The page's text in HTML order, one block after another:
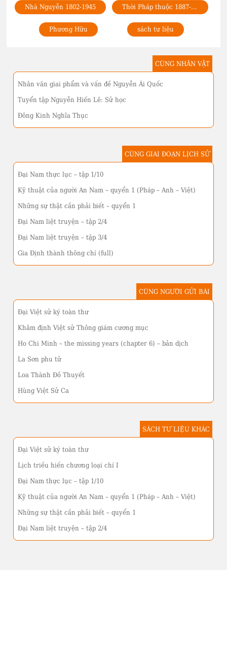
Nhà Nguyễn 1802-1945 Thời Pháp thuộc 1887-1945
Phương Hữu sách tư liệu
CÙNG NHÂN VẬT
Nhân văn giai phẩm và vấn đề Nguyễn Ái Quốc
Tuyển tập Nguyễn Hiến Lê: Sử học
Đông Kinh Nghĩa Thục
CÙNG GIAI ĐOẠN LỊCH SỬ
Đại Nam thực lục – tập 1/10
Kỹ thuật của người An Nam – quyển 1 (Pháp – Anh – Việt)
Những sự thật cần phải biết – quyển 1
Đại Nam liệt truyện – tập 2/4
Đại Nam liệt truyện – tập 3/4
Gia Định thành thông chí (full)
CÙNG NGƯỜI GỬI BÀI
Đại Việt sử ký toàn thư
Khâm định Việt sử Thông giám cương mục
Ho Chi Minh – the missing years (chapter 6) – bản dịch
La Sơn phu tử
Loa Thành Đồ Thuyết
Hùng Việt Sử Ca
SÁCH TƯ LIỆU KHÁC
Đại Việt sử ký toàn thư
Lịch triều hiến chương loại chí I
Đại Nam thực lục – tập 1/10
Kỹ thuật của người An Nam – quyển 1 (Pháp – Anh – Việt)
Những sự thật cần phải biết – quyển 1
Đại Nam liệt truyện – tập 2/4